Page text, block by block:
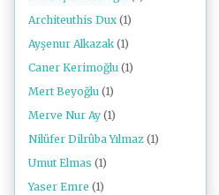
Architeuthis Dux (1)
Ayşenur Alkazak (1)
Caner Kerimoğlu (1)
Mert Beyoğlu (1)
Merve Nur Ay (1)
Nilüfer Dilrûba Yılmaz (1)
Umut Elmas (1)
Yaser Emre (1)